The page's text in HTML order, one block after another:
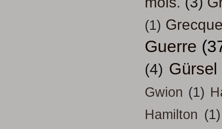
(1)
Guerre
(4) Gürsel
Gwion (1)
Hamilton (1)